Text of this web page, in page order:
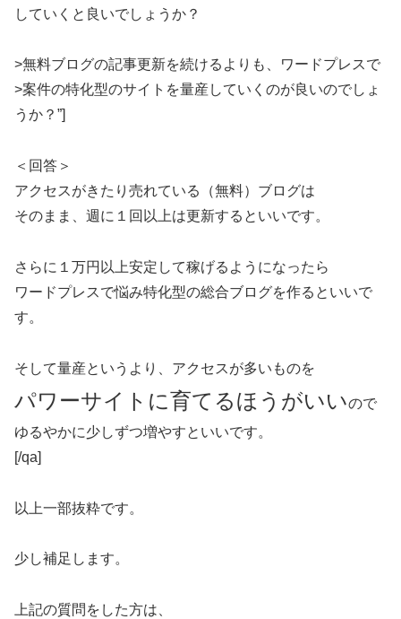
していくと良いでしょうか？
>無料ブログの記事更新を続けるよりも、ワードプレスで
>案件の特化型のサイトを量産していくのが良いのでしょ
うか？”]
＜回答＞
アクセスがきたり売れている（無料）ブログは
そのまま、週に１回以上は更新するといいです。
さらに１万円以上安定して稼げるようになったら
ワードプレスで悩み特化型の総合ブログを作るといいで
す。
そして量産というより、アクセスが多いものを
パワーサイトに育てるほうがいいので
ゆるやかに少しずつ増やすといいです。
[/qa]
以上一部抜粋です。
少し補足します。
上記の質問をした方は、